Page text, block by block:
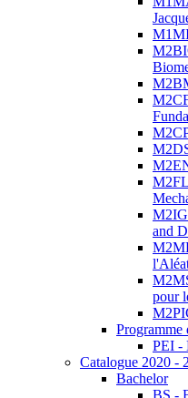
and
pour
Programme
PEI -
Catalogue 2020 -
Bachelor
BS -